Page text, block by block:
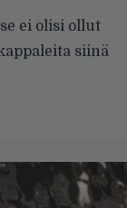
ei olisi ollut
siinä